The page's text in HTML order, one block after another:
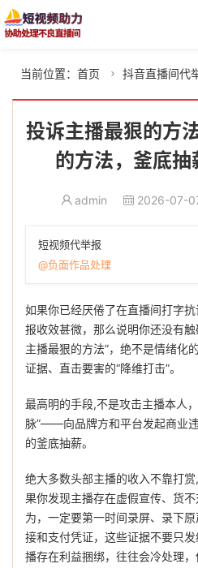
当前位置： 首页  抖音直播间代
投诉主播最狠的方
的方法，釜底抽
admin 2026-07-
短视频代举报
@负面作品处理
如果你已经厌倦了在直播间打字
报收效甚微，那么说明你还没有
主播最狠的方法”，绝不是情绪化
证据、直击要害的“降维打击”。
最高明的手段,不是攻击主播本人
脉”——向品牌方和平台发起商业
的釜底抽薪。
绝大多数头部主播的收入不靠打
果你发现主播存在虚假宣传、货
为，一定要第一时间录屏、录下
接和支付凭证，这些证据不要只
播存在利益捆绑，往往会冷处理